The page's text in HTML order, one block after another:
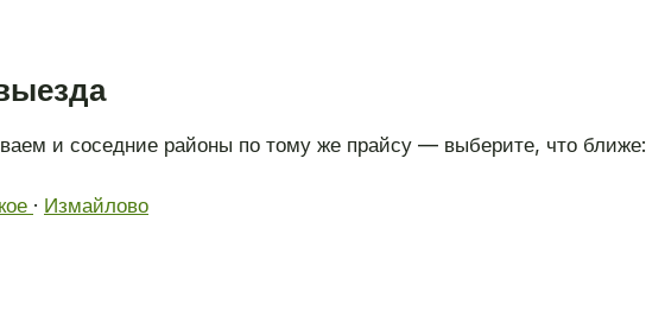
и соседние районы по тому же прайсу — выберите, что ближе:
· Измайлово